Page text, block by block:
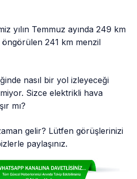
yılın Temmuz ayında 249 km
241 km menzil
nasıl bir yol izleyeceği
Sizce elektrikli hava
mı?
gelir? Lütfen görüşlerinizi
paylaşınız.